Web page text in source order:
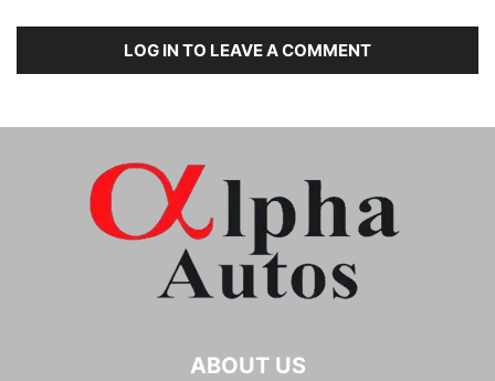
LOG IN TO LEAVE A COMMENT
ABOUT US